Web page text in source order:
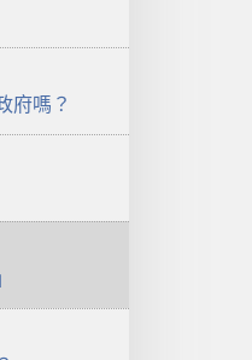
府嗎？